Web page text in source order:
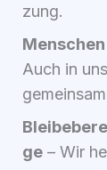
zung.
Auch in
ge – Wir